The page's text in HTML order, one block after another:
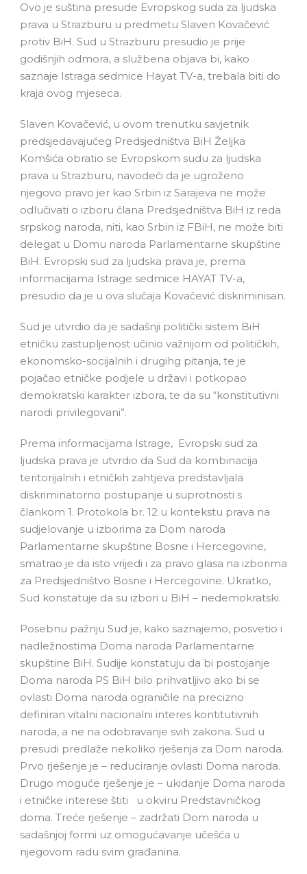
Ovo je suština presude Evropskog suda za ljudska
prava u Strazburu u predmetu Slaven Kovačević
protiv BiH. Sud u Strazburu presudio je prije
godišnjih odmora, a službena objava bi, kako
saznaje Istraga sedmice Hayat TV-a, trebala biti do
kraja ovog mjeseca.
Slaven Kovačević, u ovom trenutku savjetnik
predsjedavajućeg Predsjedništva BiH Željka
Komšića obratio se Evropskom sudu za ljudska
prava u Strazburu, navodeći da je ugroženo
njegovo pravo jer kao Srbin iz Sarajeva ne može
odlučivati o izboru člana Predsjedništva BiH iz reda
srpskog naroda, niti, kao Srbin iz FBiH, ne može biti
delegat u Domu naroda Parlamentarne skupštine
BiH. Evropski sud za ljudska prava je, prema
informacijama Istrage sedmice HAYAT TV-a,
presudio da je u ova slučaja Kovačević diskriminisan.
Sud je utvrdio da je sadašnji politički sistem BiH
etničku zastupljenost učinio važnijom od političkih,
ekonomsko-socijalnih i drugihg pitanja, te je
pojačao etničke podjele u državi i potkopao
demokratski karakter izbora, te da su “konstitutivni
narodi privilegovani”.
Prema informacijama Istrage, Evropski sud za
ljudska prava je utvrdio da Sud da kombinacija
teritorijalnih i etničkih zahtjeva predstavljala
diskriminatorno postupanje u suprotnosti s
člankom 1. Protokola br. 12 u kontekstu prava na
sudjelovanje u izborima za Dom naroda
Parlamentarne skupštine Bosne i Hercegovine,
smatrao je da isto vrijedi i za pravo glasa na izborima
za Predsjedništvo Bosne i Hercegovine. Ukratko,
Sud konstatuje da su izbori u BiH – nedemokratski.
Posebnu pažnju Sud je, kako saznajemo, posvetio i
nadležnostima Doma naroda Parlamentarne
skupštine BiH. Sudije konstatuju da bi postojanje
Doma naroda PS BiH bilo prihvatljivo ako bi se
ovlasti Doma naroda ograničile na precizno
definiran vitalni nacionalni interes kontitutivnih
naroda, a ne na odobravanje svih zakona. Sud u
presudi predlaže nekoliko rješenja za Dom naroda.
Prvo rješenje je – reduciranje ovlasti Doma naroda.
Drugo moguće rješenje je – ukidanje Doma naroda
i etničke interese štiti u okviru Predstavničkog
doma. Treće rješenje – zadržati Dom naroda u
sadašnjoj formi uz omogućavanje učešća u
njegovom radu svim građanina.